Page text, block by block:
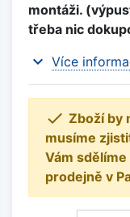
montáži.
třeba nic
expand_more Více
 Zboží by
musíme
Vám
prodejně v